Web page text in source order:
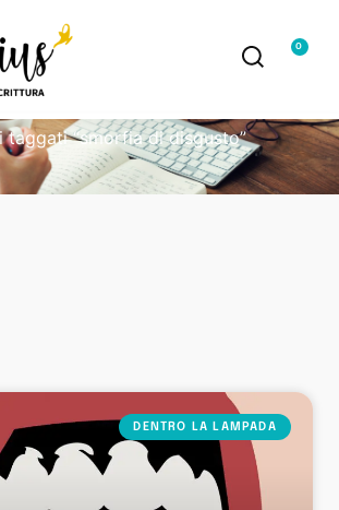
0
“smorfia di disgusto”
DENTRO LA LAMPADA